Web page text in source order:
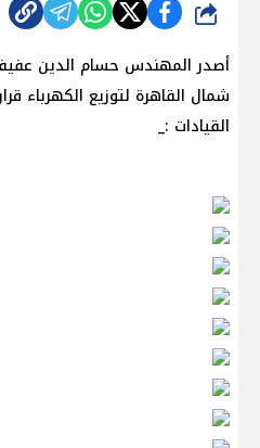
شارك
أصدر المهندس حسام الدين
شمال القاهرة لتوزيع الكهرباء
القيادات :_